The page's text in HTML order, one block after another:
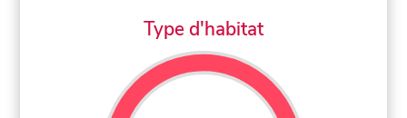
Type d'habitat